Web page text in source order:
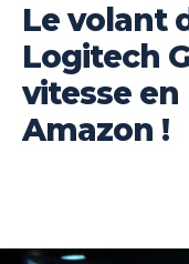
Le volant
Logitech
vitesse
Amazon !